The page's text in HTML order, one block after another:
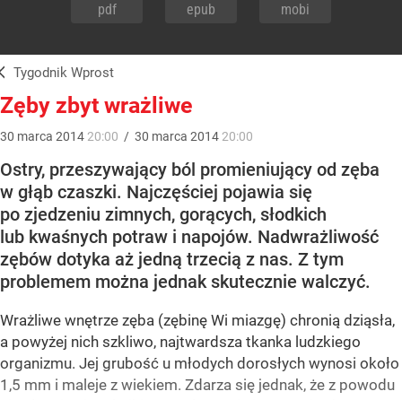
pdf epub mobi
Tygodnik Wprost
Zęby zbyt wrażliwe
30 marca 2014 20:00 / 30 marca 2014 20:00
Ostry, przeszywający ból promieniujący od zęba
w głąb czaszki. Najczęściej pojawia się
po zjedzeniu zimnych, gorących, słodkich
lub kwaśnych potraw i napojów. Nadwrażliwość
zębów dotyka aż jedną trzecią z nas. Z tym
problemem można jednak skutecznie walczyć.
Wrażliwe wnętrze zęba (zębinę Wi miazgę) chronią dziąsła,
a powyżej nich szkliwo, najtwardsza tkanka ludzkiego
organizmu. Jej grubość u młodych dorosłych wynosi około
1,5 mm i maleje z wiekiem. Zdarza się jednak, że z powodu